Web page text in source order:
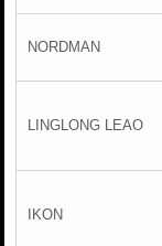
NORDMAN
LINGLONG LEAO
IKON